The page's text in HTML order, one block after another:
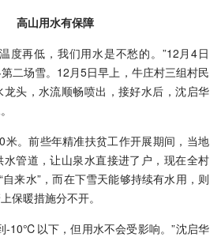
高山用水有保障
度再低，我们用水是不愁的。”12月4日
二场雪。12月5日早上，牛庄村三组村民
头，水流顺畅喷出，接好水后，沈启华
米。前些年精准扶贫工作开展期间，当地
管道，让山泉水直接进了户，现在全村
来水”，而在下雪天能够持续有水用，则
保暖措施分不开。
-10℃以下，但用水不会受影响。”沈启华